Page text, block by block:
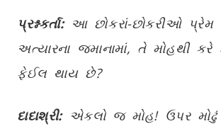
પ્રશ્નકર્તા:આ છોકરાં-છોકરીઓ પ્રેમ
અત્યારના જમાનામાં, તે મોહથી
ફેઈલ થાય છે?
દાદાશ્રી:એકલો જ મોહ! ઉપર મોઢું